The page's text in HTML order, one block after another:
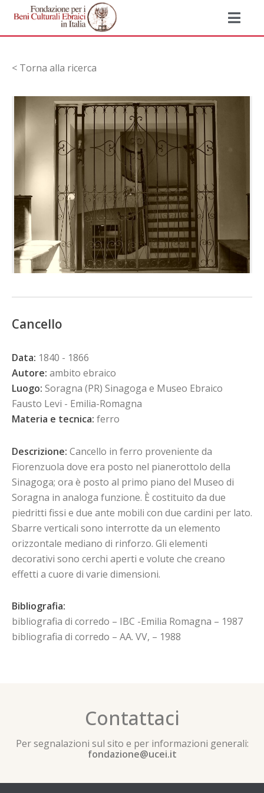
< Torna alla ricerca
Cancello
Data: 1840 - 1866
Autore: ambito ebraico
Luogo: Soragna (PR) Sinagoga e Museo Ebraico
Fausto Levi - Emilia-Romagna
Materia e tecnica: ferro
Descrizione: Cancello in ferro proveniente da
Fiorenzuola dove era posto nel pianerottolo della
Sinagoga; ora è posto al primo piano del Museo di
Soragna in analoga funzione. È costituito da due
piedritti fissi e due ante mobili con due cardini per lato.
Sbarre verticali sono interrotte da un elemento
orizzontale mediano di rinforzo. Gli elementi
decorativi sono cerchi aperti e volute che creano
effetti a cuore di varie dimensioni.
Bibliografia:
bibliografia di corredo – IBC -Emilia Romagna – 1987
bibliografia di corredo – AA. VV, – 1988
Contattaci
Per segnalazioni sul sito e per informazioni generali:
fondazione@ucei.it